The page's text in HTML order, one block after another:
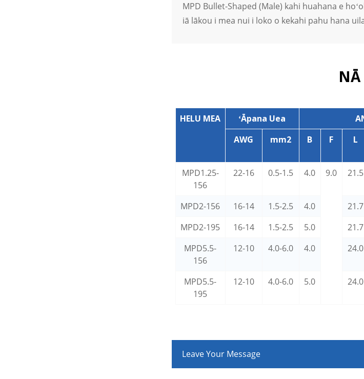
MPD Bullet-Shaped (Male) kahi huahana e
iā lākou i mea nui i loko o kekahi pahu hana
NĀ
HELU MEA ʻĀpana Uea
AWG
mm2 B F L
MPD1.25-
156
22-16 0.5-1.5 4.0 9.0 21.5
MPD2-156 16-14 1.5-2.5 4.0 21.7
MPD2-195
16-14 1.5-2.5 5.0 21.7
MPD5.5-
156
12-10 4.0-6.0 4.0 24.0
MPD5.5-
195
12-10 4.0-6.0 5.0 24.0
Leave Your Message